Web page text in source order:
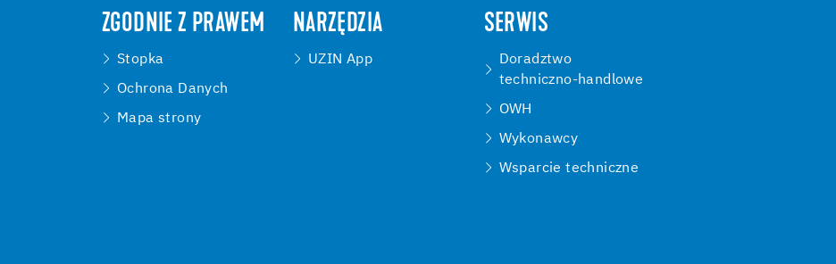
ZGODNIE Z PRAWEM
Stopka
Ochrona Danych
Mapa strony
NARZĘDZIA
UZIN App
SERWIS
Doradztwo
techniczno-handlowe
OWH
Wykonawcy
Wsparcie techniczne